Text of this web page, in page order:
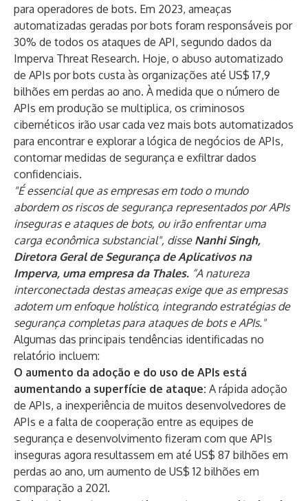
para operadores de bots. Em 2023, ameaças
automatizadas geradas por bots foram responsáveis ​​por
30% de todos os ataques de API, segundo dados da
Imperva Threat Research. Hoje, o abuso automatizado
de APIs por bots custa às organizações até US$ 17,9
bilhões em perdas ao ano. À medida que o número de
APIs em produção se multiplica, os criminosos
cibernéticos irão usar cada vez mais bots automatizados
para encontrar e explorar a lógica de negócios de APIs,
contornar medidas de segurança e exfiltrar dados
confidenciais.
"É essencial que as empresas em todo o mundo
abordem os riscos de segurança representados por APIs
inseguras e ataques de bots, ou irão enfrentar uma
carga econômica substancial", disse Nanhi Singh,
Diretora Geral de Segurança de Aplicativos na
Imperva, uma empresa da Thales. “A natureza
interconectada destas ameaças exige que as empresas
adotem um enfoque holístico, integrando estratégias de
segurança completas para ataques de bots e APIs."
Algumas das principais tendências identificadas no
relatório incluem:
O aumento da adoção e do uso de APIs está
aumentando a superfície de ataque: A rápida adoção
de APIs, a inexperiência de muitos desenvolvedores de
APIs e a falta de cooperação entre as equipes de
segurança e desenvolvimento fizeram com que APIs
inseguras agora resultassem em até US$ 87 bilhões em
perdas ao ano, um aumento de US$ 12 bilhões em
comparação a 2021.